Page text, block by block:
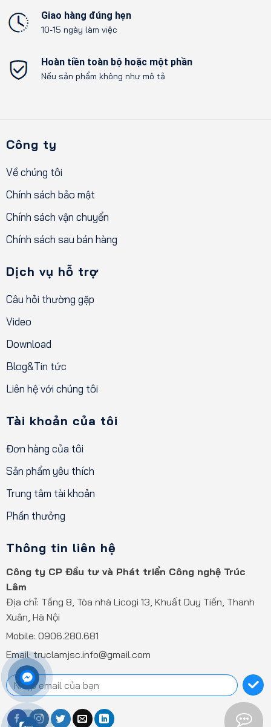
Giao hàng đúng hẹn
10-15 ngày làm việc
Hoàn tiền toàn bộ hoặc một phần
Nếu sản phẩm không như mô tả
Công ty
Về chúng tôi
Chính sách bảo mật
Chính sách vận chuyển
Chính sách sau bán hàng
Dịch vụ hỗ trợ
Câu hỏi thường gặp
Video
Download
Blog&Tin tức
Liên hệ với chúng tôi
Tài khoản của tôi
Đơn hàng của tôi
Sản phẩm yêu thích
Trung tâm tài khoản
Phần thưởng
Thông tin liên hệ
Công ty CP Đầu tư và Phát triển Công nghệ Trúc
Lâm
Địa chỉ: Tầng 8, Tòa nhà Licogi 13, Khuất Duy Tiến, Thanh
Xuân, Hà Nội
Mobile: 0906.280.681
Email: truclamjsc.info@gmail.com